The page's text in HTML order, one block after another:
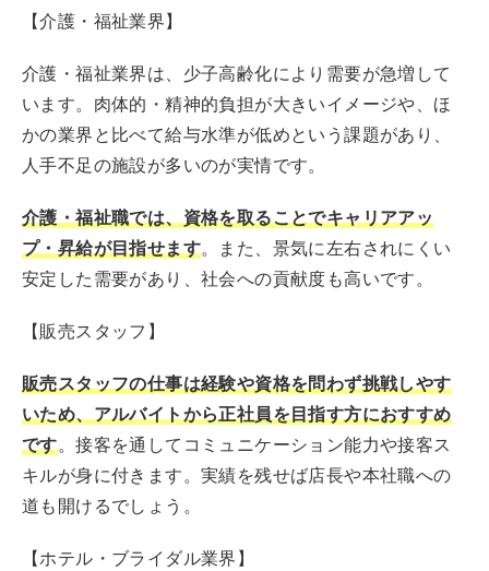
【介護・福祉業界】
介護・福祉業界は、少子高齢化により需要が急増して
います。肉体的・精神的負担が大きいイメージや、ほ
かの業界と比べて給与水準が低めという課題があり、
人手不足の施設が多いのが実情です。
介護・福祉職では、資格を取ることでキャリアアッ
プ・昇給が目指せます。また、景気に左右されにくい
安定した需要があり、社会への貢献度も高いです。
【販売スタッフ】
販売スタッフの仕事は経験や資格を問わず挑戦しやす
いため、アルバイトから正社員を目指す方におすすめ
です。接客を通してコミュニケーション能力や接客ス
キルが身に付きます。実績を残せば店長や本社職への
道も開けるでしょう。
【ホテル・ブライダル業界】